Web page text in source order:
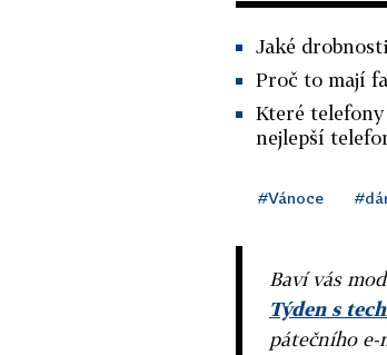
Jaké
Proč to mají
Které
nejlepší
#Vánoce
Baví vás
Týden s
pátečního